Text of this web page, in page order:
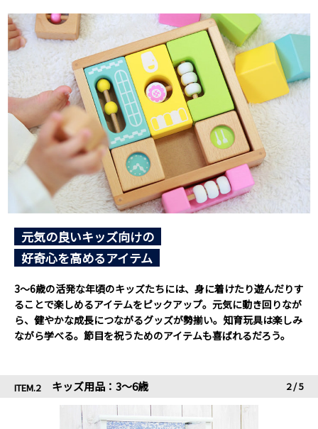
元気の良いキッズ向けの
好奇心を高めるアイテム
3～6歳の活発な年頃のキッズたちには、身に着けたり遊んだりす
ることで楽しめるアイテムをピックアップ。元気に動き回りなが
ら、健やかな成長につながるグッズが勢揃い。知育玩具は楽しみ
ながら学べる。節目を祝うためのアイテムも喜ばれるだろう。
ITEM.2 キッズ用品：3～6歳 2/5